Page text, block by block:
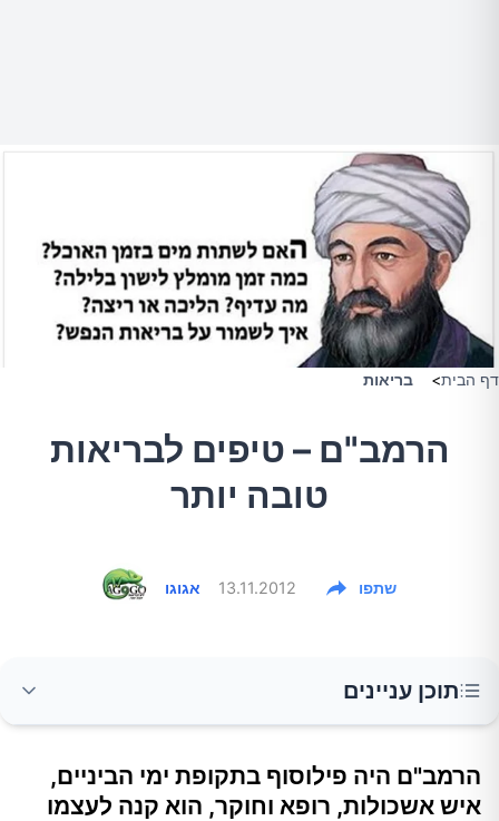
דף הבית> בריאות
הרמב"ם – טיפים לבריאות
טובה יותר
אגוגו 13.11.2012 שתפו
תוכן עניינים
אכילה
הרמב"ם היה פילוסוף בתקופת ימי הביניים,
איש אשכולות, רופא וחוקר, הוא קנה לעצמו